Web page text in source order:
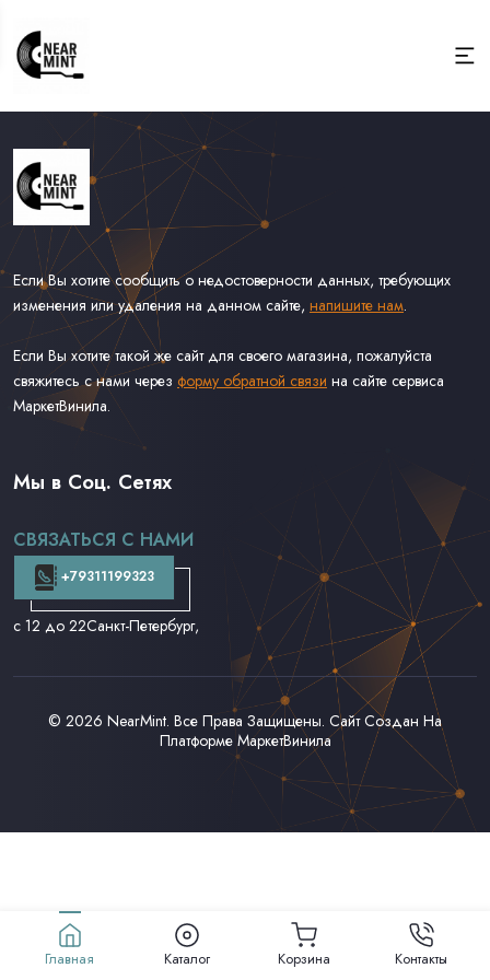
Если Вы хотите сообщить о недостоверности данных, требующих
изменения или удаления на данном сайте, напишите нам.
Если Вы хотите такой же сайт для своего магазина, пожалуйста
свяжитесь с нами через форму обратной связи на сайте сервиса
МаркетВинила.
Виниловые Пластинки
Доставка и Оплата
Контакты
Мы в Соц. Сетях
СВЯЗАТЬСЯ С НАМИ
+79311199323
с 12 до 22Санкт-Петербург,
© 2026 NearMint. Все Права Защищены. Сайт Создан На
Платформе МаркетВинила
Главная Каталог Корзина Контакты